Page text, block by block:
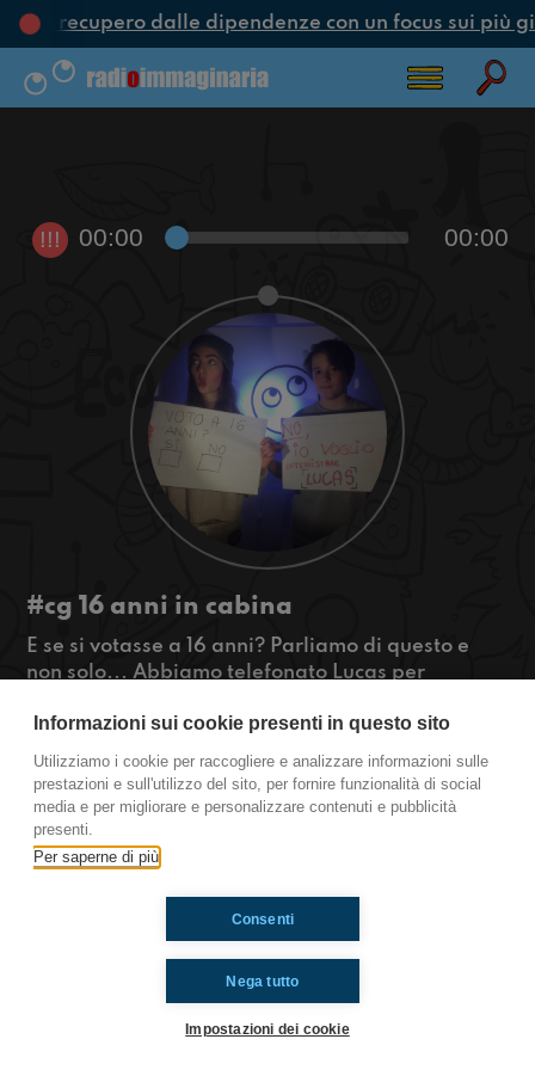
e recupero dalle dipendenze con un focus sui più
!!! 00:00 00:00
#cg 16 anni in cabina
E se si votasse a 16 anni? Parliamo di questo e
non solo... Abbiamo telefonato Lucas per
futuri, sul brano uscito...buon ascolto!
#OkkinSu www.radioimmaginaria.it
Castel Guelfo di Bologna
Informazioni sui cookie presenti in questo sito
Utilizziamo i cookie per raccogliere e analizzare informazioni sulle
prestazioni e sull'utilizzo del sito, per fornire funzionalità di social
media e per migliorare e personalizzare contenuti e pubblicità
presenti.
Per saperne di più
Nega tutto
Consenti
Impostazioni dei cookie